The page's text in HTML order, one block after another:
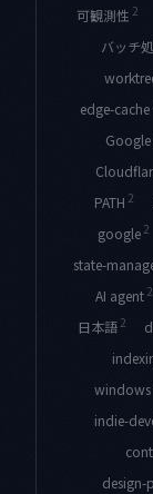
可観測性 2
バッチ
edge-cache
Google
PATH 2
google 2
state-
AI agent 2
日本語 2
windows
indie-
design-